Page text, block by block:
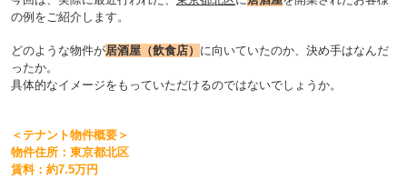
の例をご紹介します。
どのような物件が居酒屋（飲食店） に向いていたのか、決め手はなんだ
ったか。
具体的なイメージをもっていただけるのではないでしょうか。
＜テナント物件概要＞
物件住所：東京都北区
賃料：約7.5万円